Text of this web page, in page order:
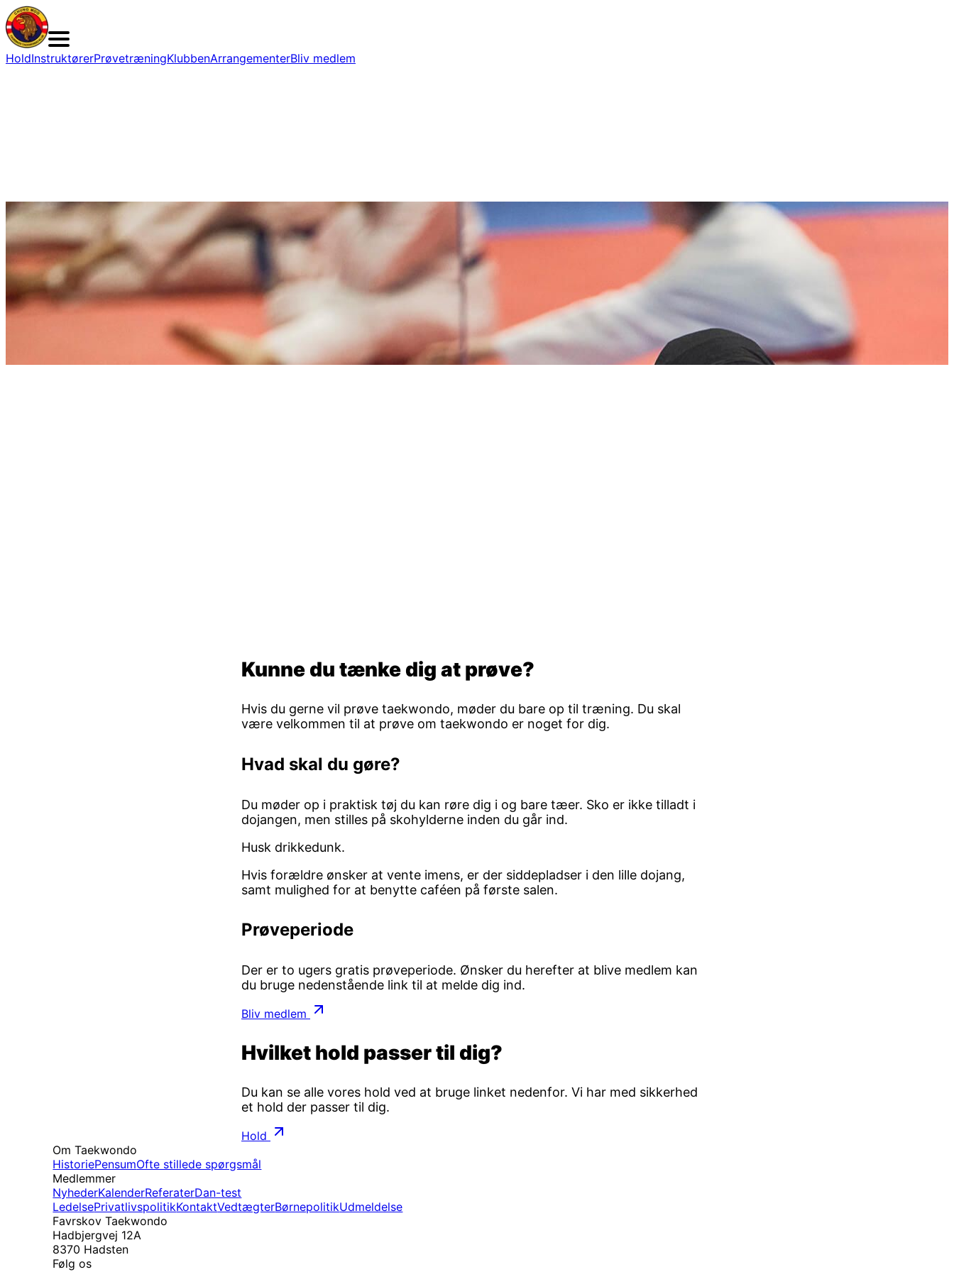
HoldInstruktørerPrøvetræningKlubbenArrangementerBliv medlem
Kunne du tænke dig at prøve?
Hvis du gerne vil prøve taekwondo, møder du bare op til træning. Du skal
være velkommen til at prøve om taekwondo er noget for dig.
Hvad skal du gøre?
Du møder op i praktisk tøj du kan røre dig i og bare tæer. Sko er ikke tilladt i
dojangen, men stilles på skohylderne inden du går ind.
Husk drikkedunk.
Hvis forældre ønsker at vente imens, er der siddepladser i den lille dojang,
samt mulighed for at benytte caféen på første salen.
Prøveperiode
Der er to ugers gratis prøveperiode. Ønsker du herefter at blive medlem kan
du bruge nedenstående link til at melde dig ind.
Bliv medlem
Hvilket hold passer til dig?
Du kan se alle vores hold ved at bruge linket nedenfor. Vi har med sikkerhed
et hold der passer til dig.
Hold
Om Taekwondo
HistoriePensumOfte stillede spørgsmål
Medlemmer
NyhederKalenderReferaterDan-test
LedelsePrivatlivspolitikKontaktVedtægterBørnepolitikUdmeldelse
Favrskov Taekwondo
Hadbjergvej 12A
8370 Hadsten
Følg os